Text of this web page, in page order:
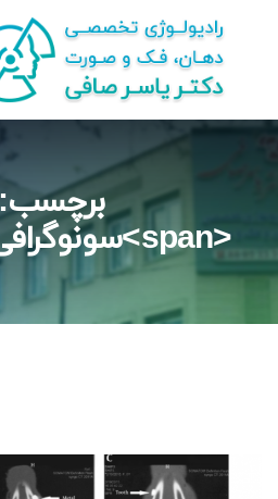
برچسب:
<span>سونوگرافی</span>